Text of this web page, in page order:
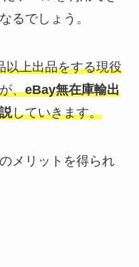
るでしょう。
以上出品をする現役
、eBay無在庫輸出
していきます。
メリットを得られ